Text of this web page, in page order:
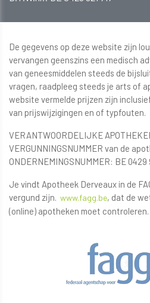
De gegevens op deze website zijn
vervangen geenszins een medisch
van geneesmiddelen steeds de
vragen, raadpleeg steeds je arts of
website vermelde prijzen zijn
van prijswijzigingen en of typfouten.
VERANTWOORDELIJKE
VERGUNNINGSNUMMER van de
ONDERNEMINGSNUMMER: BE 0429
Je vindt Apotheek Derveaux in de
vergund zijn. www.fagg.be, dat de
(online) apotheken moet controleren.